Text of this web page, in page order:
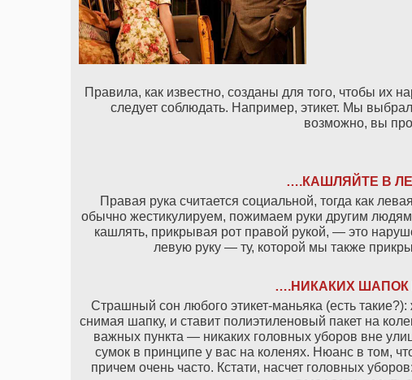
Правила, как известно, созданы для того, чтобы их
следует соблюдать. Например, этикет. ‪Мы
возможно, вы
….КАШЛЯЙТЕ В
Правая рука считается социальной, тогда как
обычно жестикулируем, пожимаем руки другим
кашлять, прикрывая рот правой рукой, — это
левую руку — ту, которой мы также
….НИКАКИХ ШАПОК
Страшный сон любого этикет-маньяка (есть
снимая шапку, и ставит полиэтиленовый пакет на
важных пункта — никаких головных уборов вне
сумок в принципе у вас на коленях. Нюанс в том,
причем очень часто. Кстати, насчет головных